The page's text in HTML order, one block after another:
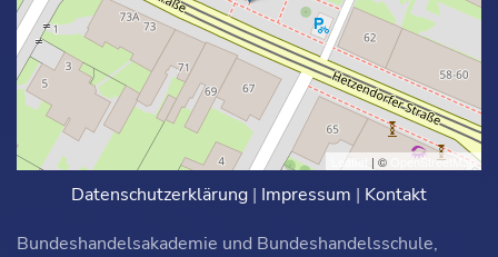
Leaflet | © OpenStreetMap
Datenschutzerklärung | Impressum | Kontakt
Bundeshandelsakademie und Bundeshandelsschule,